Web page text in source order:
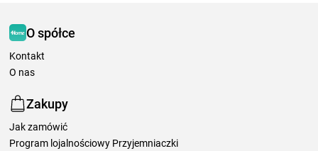
O spółce
Kontakt
O nas
Zakupy
Jak zamówić
Program lojalnościowy Przyjemniaczki